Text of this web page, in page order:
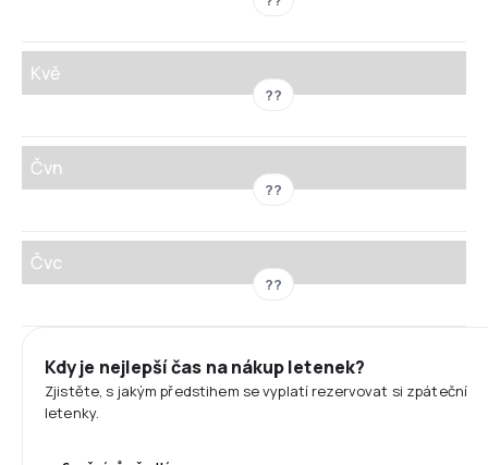
Kvě
??
Čvn
??
Čvc
??
Kdy je nejlepší čas na nákup letenek?
Zjistěte, s jakým předstihem se vyplatí rezervovat si zpáteční
letenky.